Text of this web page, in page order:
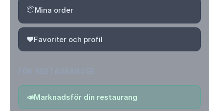
📦Mina order
❤️Favoriter och profil
📣Marknadsför din restaurang